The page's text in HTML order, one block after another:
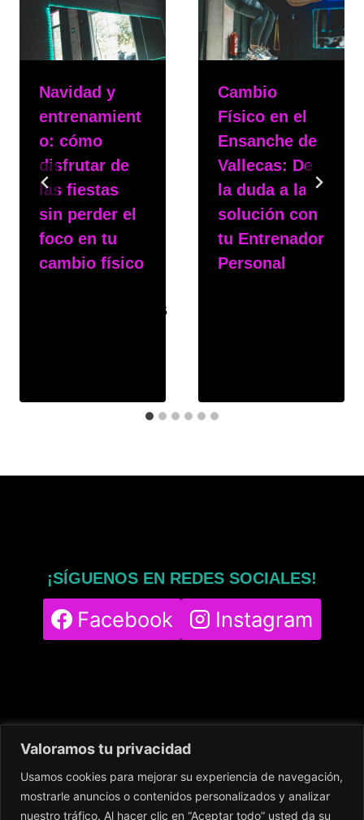
Valoramos tu privacidad
Usamos cookies para mejorar su experiencia de navegación,
mostrarle anuncios o contenidos personalizados y analizar
nuestro tráfico. Al hacer clic en “Aceptar todo” usted da su
Navidad y
entrenamient
o: cómo
disfrutar de
las fiestas
sin perder el
foco en tu
cambio físico
15 de diciembre de 2025
Cambio
Físico en el
Ensanche de
Vallecas: De
la duda a la
solución con
tu Entrenador
Personal
¡SÍGUENOS EN REDES SOCIALES!
Facebook Instagram
Home Servicios
Nuestro Centro
Contacto
Blog
Política de cookies